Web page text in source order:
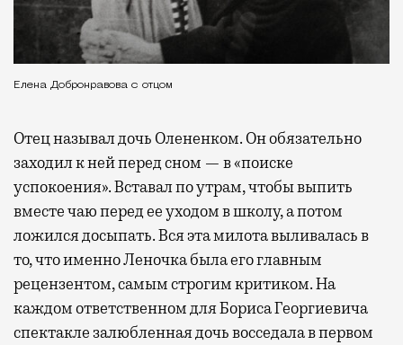
Елена Добронравова с отцом
Отец называл дочь Олененком. Он обязательно
заходил к ней перед сном — в «поиске
успокоения». Вставал по утрам, чтобы выпить
вместе чаю перед ее уходом в школу, а потом
ложился досыпать. Вся эта милота выливалась в
то, что именно Леночка была его главным
рецензентом, самым строгим критиком. На
каждом ответственном для Бориса Георгиевича
спектакле залюбленная дочь восседала в первом